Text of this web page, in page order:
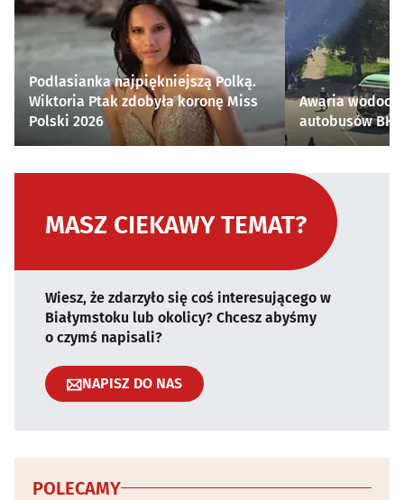
Podlasianka najpiękniejszą Polką.
Wiktoria Ptak zdobyła koronę Miss
Polski 2026
Awaria
autobusów
MASZ CIEKAWY TEMAT?
Wiesz, że zdarzyło się coś interesującego w
Białymstoku lub okolicy? Chcesz abyśmy
o czymś napisali?
NAPISZ DO NAS
POLECAMY